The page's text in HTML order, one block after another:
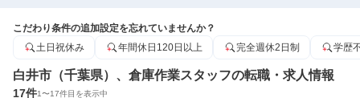
こだわり条件の追加設定を忘れていませんか？
土日祝休み
年間休日120日以上 完全週休2日制 学歴
白井市（千葉県）、倉庫作業スタッフの転職・求人情報
17件1〜17件目を表示中